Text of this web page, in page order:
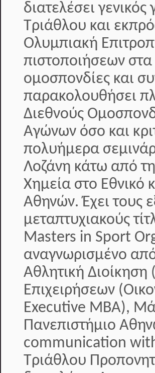
διατελέσει
Τριάθλου και
Ολυμπιακή
πιστοποιήσεων
ομοσπονδίες και
παρακολουθήσει
Διεθνούς
Αγώνων όσο και
πολυήμερα
Λοζάνη κάτω από
Χημεία στο Εθνικό
Αθηνών. Έχει τους
μεταπτυχιακούς
Masters in Sport
αναγνωρισμένο
Αθλητική
Επιχειρήσεων
Executive MBA),
Πανεπιστήμιο
communication
Τριάθλου